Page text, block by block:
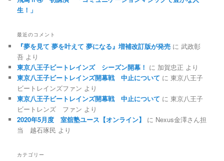
生！」
最近のコメント
『夢を見て 夢を叶えて 夢になる』増補改訂版が発売 に武政彰
吾 より
東京八王子ビートレインズ シーズン開幕！ に 加賀忠正 より
東京八王子ビートレインズ開幕戦 中止について に東京八王子
ビートレインズファン より
東京八王子ビートレインズ開幕戦 中止について に東京八王子
ビートレンズ ファン より
2020年5月度 室舘塾ユース【オンライン】
に Nexus金澤さん担
当 越石琢民 より
カテゴリー